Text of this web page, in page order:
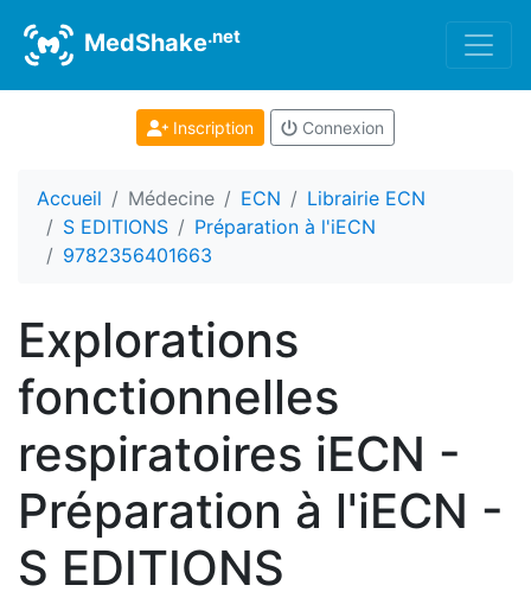
MedShake.net
Inscription Connexion
Accueil Médecine ECN
Librairie ECN
S EDITIONS
Préparation à l'iECN
9782356401663
Explorations
fonctionnelles
respiratoires iECN -
Préparation à l'iECN -
S EDITIONS